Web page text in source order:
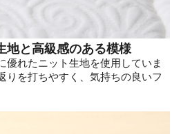
地と高級感のある模様
優れたニット生地を使用していま
りを打ちやすく、気持ちの良いフ